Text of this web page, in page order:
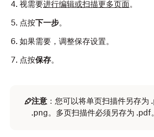
视需要进行编辑或扫描更多页面。
点按下一步。
如果需要，调整保存设置。
点按保存。
注意 ：您可以将单页扫描件另存为
.png。多页扫描件必须另存为 .pdf。